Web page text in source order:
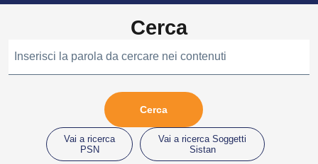
Cerca
Inserisci la parola da cercare nei contenuti
Vai a ricerca
PSN
Vai a ricerca Soggetti
Sistan